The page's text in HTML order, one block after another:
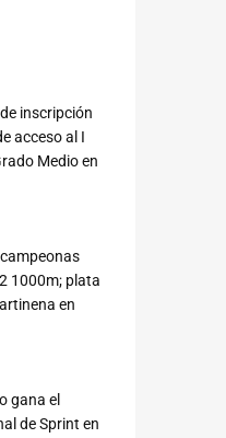
inscripción
acceso al I
Medio en
1000m; plata
en
gana el
de Sprint en